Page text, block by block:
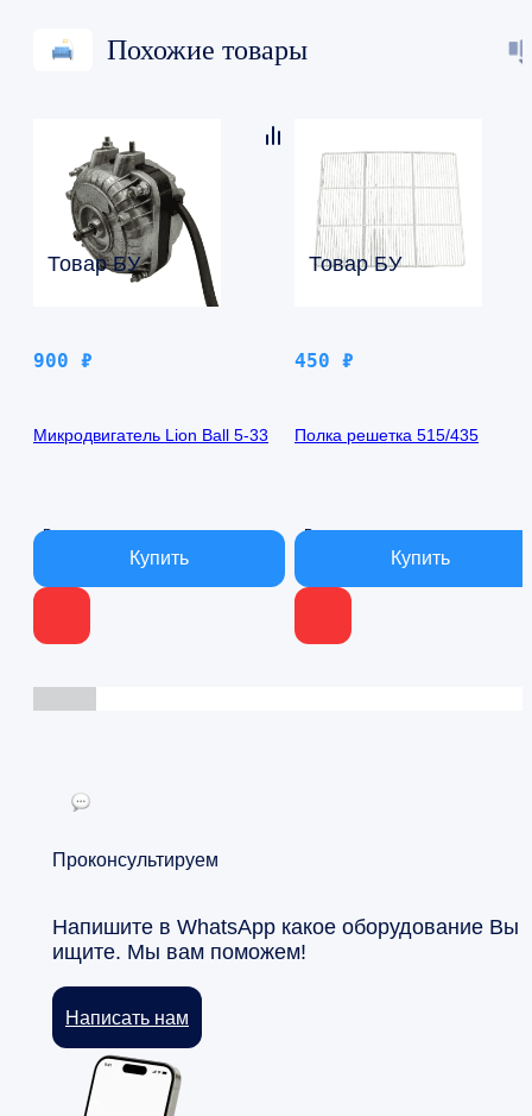
Похожие товары
Товар БУ
900 ₽
Микродвигатель Lion Ball 5-33
В наличии
Товар БУ
450 ₽
Полка решетка 515/435
В наличии
Проконсультируем
Напишите в WhatsApp какое оборудование Вы
ищите. Мы вам поможем!
Написать нам